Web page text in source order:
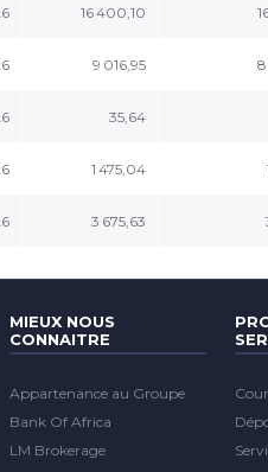
16 400,10
9 016,95
35,64
1 475,04
3 675,63
MIEUX NOUS
CONNAITRE
Appartenance au Groupe
Bank Of Africa
LM Brokerage